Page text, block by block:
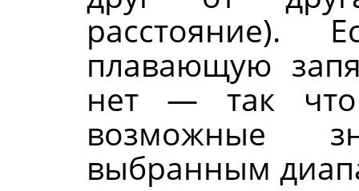
расстояние).
плавающую
нет — так что
возможные
выбранным